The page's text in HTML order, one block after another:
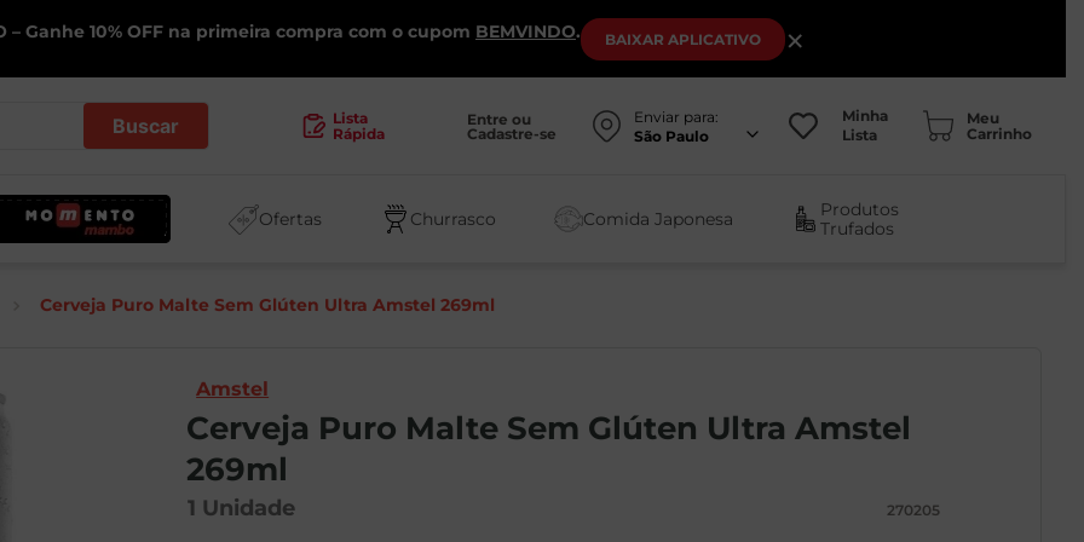
– Ganhe 10% OFF na primeira compra com o cupom BEMVINDO. BAIXAR APLICATIVO ×
Lista
Rápida
Entre ou
Cadastre-se
Enviar para:
São Paulo
Minha
Lista
Ofertas Churrasco Comida Japonesa
Produtos
Trufados
Cerveja Puro Malte Sem Glúten Ultra Amstel 269ml
Amstel
Cerveja Puro Malte Sem Glúten Ultra Amstel
269ml
1 Unidade 270205